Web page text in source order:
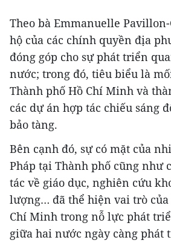
Theo bà Emmanuelle
hộ của các chính quyền địa
đóng góp cho sự phát triển
nước; trong đó, tiêu biểu là
Thành phố Hồ Chí Minh và
các dự án hợp tác chiếu sáng
bảo tàng.
Bên cạnh đó, sự có mặt của
Pháp tại Thành phố cũng như
tác về giáo dục, nghiên cứu
lượng… đã thể hiện vai trò của
Chí Minh trong nỗ lực phát
giữa hai nước ngày càng phát